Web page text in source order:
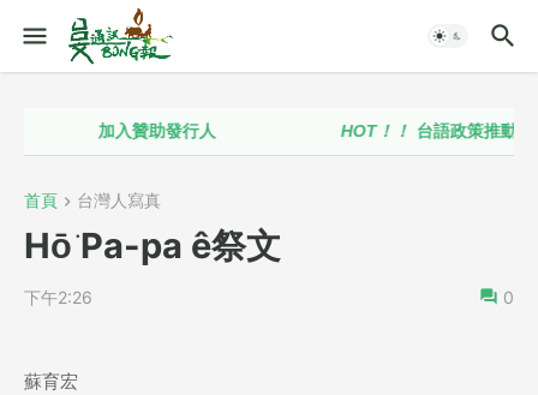
加入贊助發行人 HOT！！ 台語政策推動聯盟
首頁 台灣人寫真
Hō͘ Pa-pa ê祭文
下午2:26 0
蘇育宏